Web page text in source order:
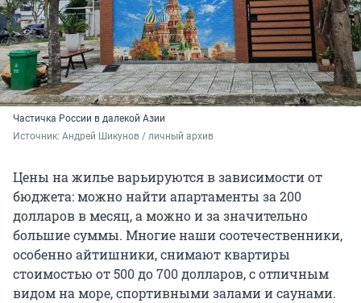
Частичка России в далекой Азии
Источник: Андрей Шикунов / личный архив
Цены на жилье варьируются в зависимости от
бюджета: можно найти апартаменты за 200
долларов в месяц, а можно и за значительно
большие суммы. Многие наши соотечественники,
особенно айтишники, снимают квартиры
стоимостью от 500 до 700 долларов, с отличным
видом на море, спортивными залами и саунами.